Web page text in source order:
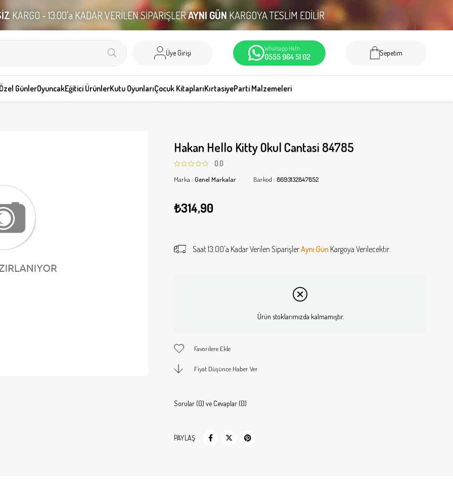
KARGO - 13:00'a KADAR VERİLEN SİPARİŞLERAYNI GÜN KARGOYA TESLİM EDİLİR
Üye Girişi
Whatsapp Hattı
0555 964 51 02 Sepetim
Özel GünlerOyuncakEğitici ÜrünlerKutu OyunlarıÇocuk KitaplarıKırtasiyeParti Malzemeleri
Hakan Hello Kitty Okul Cantasi 84785
0.0
Marka : Genel Markalar Barkod : 8693132847852
₺314,90
Saat 13.00'a Kadar Verilen SiparişlerAynı Gün Kargoya Verilecektir.
Ürün stoklarımızda kalmamıştır.
Favorilere Ekle
Fiyat Düşünce Haber Ver
Sorular (0) ve Cevaplar (0)
PAYLAŞ